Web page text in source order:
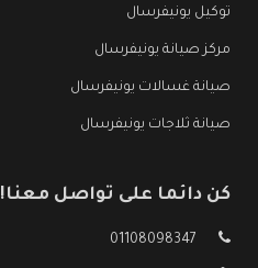
توكيل يونيفرسال
مركز صيانة يونيفرسال
صيانة غسالات يونيفرسال
صيانة ثلاجات يونيفرسال
كن دائما على تواصل معنا!
01108098347